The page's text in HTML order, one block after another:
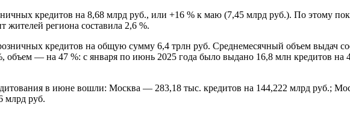
кредитов на 8,68 млрд руб., или +16 % к маю (7,45 млрд руб.). По этому
региона составила 2,6 %.
кредитов на общую сумму 6,4 трлн руб. Среднемесячный объем выдач
объем — на 47 %: с января по июнь 2025 года было выдано 16,8 млн кредитов на
в июне вошли: Москва — 283,18 тыс. кредитов на 144,222 млрд руб.;
млрд руб.